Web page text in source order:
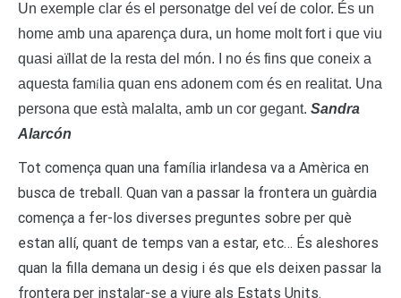
Un exemple clar és el personatge del veí de color. És un
home amb una aparença dura, un home molt fort i que viu
quasi aïllat de la resta del món. I no és fins que coneix a
aquesta famí lia quan ens adonem com és en realitat. Una
persona que està malalta, amb un cor gegant. Sandra
Alarcón
Tot comença quan una família irlandesa va a Amèrica en
busca de treball. Quan van a passar la frontera un guàrdia
comença a fer-los diverses preguntes sobre per què
estan allí, quant de temps van a estar, etc… És aleshores
quan la filla demana un desig i és que els deixen passar la
frontera per instalar-se a viure als Estats Units.